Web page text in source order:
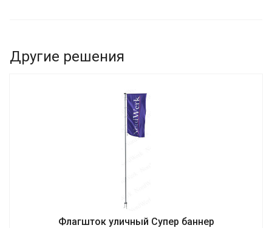
Другие решения
Флагшток уличный Супер баннер